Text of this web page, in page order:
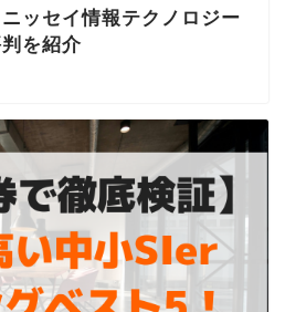
ニッセイ情報テクノロジー
を紹介